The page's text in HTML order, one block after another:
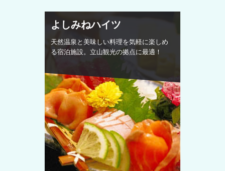
よしみねハイツ
天然温泉と美味しい料理を気軽に楽しめ
る宿泊施設。立山観光の拠点に最適！